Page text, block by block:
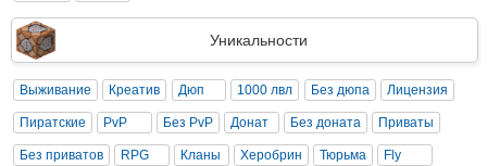
Уникальности
Выживание Креатив Дюп 1000 лвл Без дюпа Лицензия
Пиратские PvP Без PvP Донат Без доната Приваты
Без приватов RPG Кланы Херобрин Тюрьма Fly